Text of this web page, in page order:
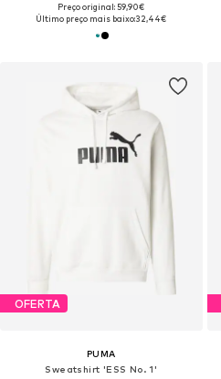
Preço original: 59,90€
Último preço mais baixo:32,44€
OFERTA
PUMA
Sweatshirt 'ESS No. 1'